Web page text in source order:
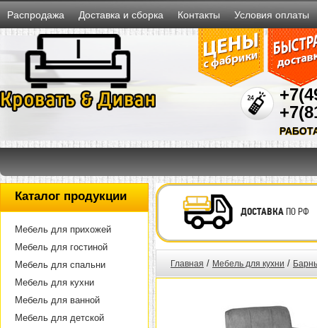
Распродажа Доставка и сборка Контакты Условия оплаты
Каталог продукции
Мебель для прихожей
Мебель для гостиной
Мебель для спальни
Мебель для кухни
Мебель для ванной
Мебель для детской
ДОСТАВКАПО РФ
Главная / Мебель для кухни /